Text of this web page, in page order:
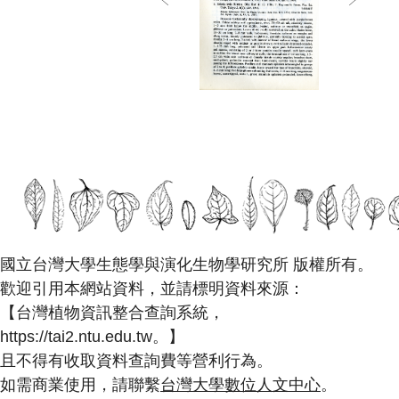
國立台灣大學生態學與演化生物學研究所 版權所有。
歡迎引用本網站資料，並請標明資料來源：
【台灣植物資訊整合查詢系統，
https://tai2.ntu.edu.tw。】
且不得有收取資料查詢費等營利行為。
如需商業使用，請聯繫台灣大學數位人文中心。